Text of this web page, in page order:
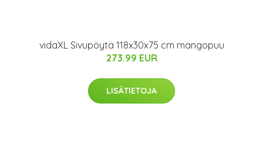
vidaXL Sivupöytä 118x30x75 cm mangopuu
273.99 EUR
LISÄTIETOJA